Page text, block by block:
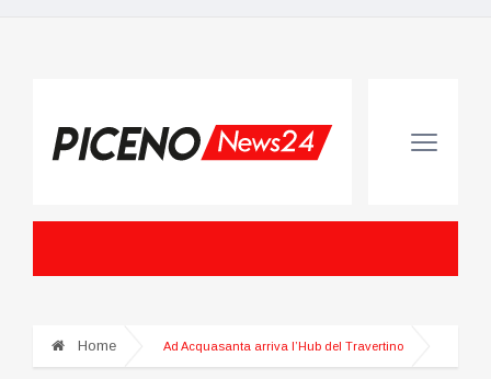
Home Ad Acquasanta arriva l’Hub del Travertino